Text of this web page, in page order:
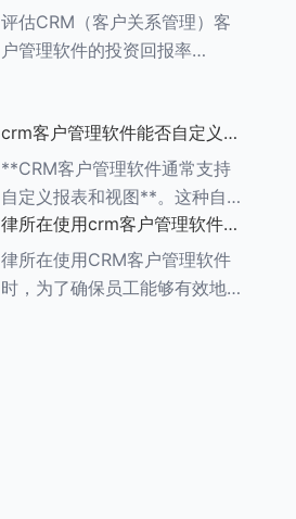
对CRM客户管理软件支持移动
办公的详细阐述： ###一、移
资回报率
评估CRM（客户关系管理）客
户管理软件的投资回报率
实施前后企业多个方面的比较和
分析。以下是一个详细的评估步
骤： ###
crm客户管理软件能否自定义报
表和视图
**CRM客户管理软件通常支持
自定义报表和视图**。这种自定
义功能使得企业能够根据自身的
业务需求，灵活调整和优化
CRM系统的数据展示方式，从
律所在使用crm客户管理软件
时，员工需要接受哪些培训
律所在使用CRM客户管理软件
时，为了确保员工能够有效地利